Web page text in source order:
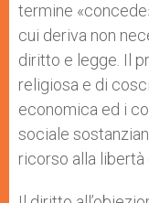
termine
cui deriva non
diritto e legge. Il
religiosa e di
economica ed i
sociale
ricorso alla libertà